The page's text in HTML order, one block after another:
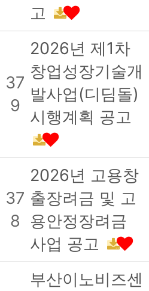
고
37
9
2026년 제1차
창업성장기술개
발사업(디딤돌)
시행계획 공고
37
8
2026년 고용창
출장려금 및 고
용안정장려금
사업 공고
부산이노비즈센